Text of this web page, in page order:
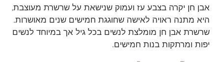
אבן חן יקרה בצבע עז ועמוק שנישאת על שרשרת מעוצבת,
היא מתנה ראויה לאישה שחוגגת חמישים שנים מאושרות.
שרשרת אבן חן מומלצת לנשים בכל גיל אך במיוחד לנשים
יפות ומרתקות בנות חמישים.